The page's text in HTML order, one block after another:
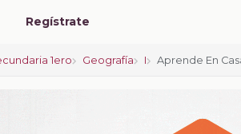
Regístrate
1ero Geografía I Aprende En